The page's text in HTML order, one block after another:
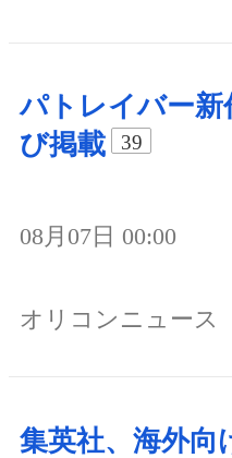
パトレイバー新
び掲載
39
08月07日 00:00
オリコンニュース
集英社、海外向